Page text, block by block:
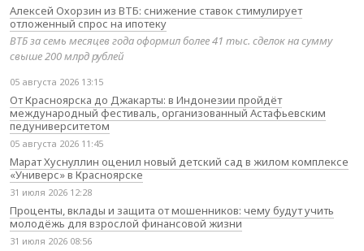
Алексей Охорзин из ВТБ: снижение ставок стимулирует
отложенный спрос на ипотеку
ВТБ за семь месяцев года оформил более 41 тыс. сделок на сумму
свыше 200 млрд рублей
05 августа 2026 13:15
От Красноярска до Джакарты: в Индонезии пройдёт
международный фестиваль, организованный Астафьевским
педуниверситетом
05 августа 2026 11:45
Марат Хуснуллин оценил новый детский сад в жилом комплексе
«Универс» в Красноярске
31 июля 2026 12:28
Проценты, вклады и защита от мошенников: чему будут учить
молодёжь для взрослой финансовой жизни
31 июля 2026 08:56